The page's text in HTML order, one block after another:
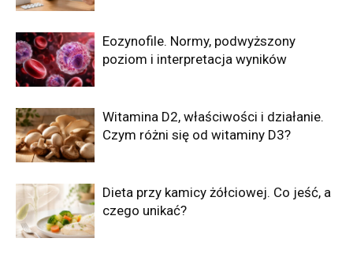
Eozynofile. Normy, podwyższony
poziom i interpretacja wyników
Witamina D2, właściwości i działanie.
Czym różni się od witaminy D3?
Dieta przy kamicy żółciowej. Co jeść, a
czego unikać?